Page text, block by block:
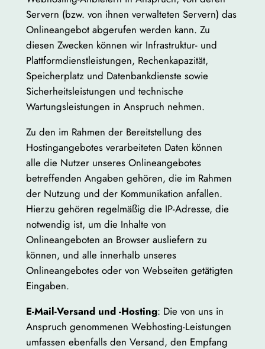
Servern (bzw. von ihnen verwalteten Servern) das
Onlineangebot abgerufen werden kann. Zu
diesen Zwecken können wir Infrastruktur- und
Plattformdienstleistungen, Rechenkapazität,
Speicherplatz und Datenbankdienste sowie
Sicherheitsleistungen und technische
Wartungsleistungen in Anspruch nehmen.
Zu den im Rahmen der Bereitstellung des
Hostingangebotes verarbeiteten Daten können
alle die Nutzer unseres Onlineangebotes
betreffenden Angaben gehören, die im Rahmen
der Nutzung und der Kommunikation anfallen.
Hierzu gehören regelmäßig die IP-Adresse, die
notwendig ist, um die Inhalte von
Onlineangeboten an Browser ausliefern zu
können, und alle innerhalb unseres
Onlineangebotes oder von Webseiten getätigten
Eingaben.
E-Mail-Versand und -Hosting: Die von uns in
Anspruch genommenen Webhosting-Leistungen
umfassen ebenfalls den Versand, den Empfang